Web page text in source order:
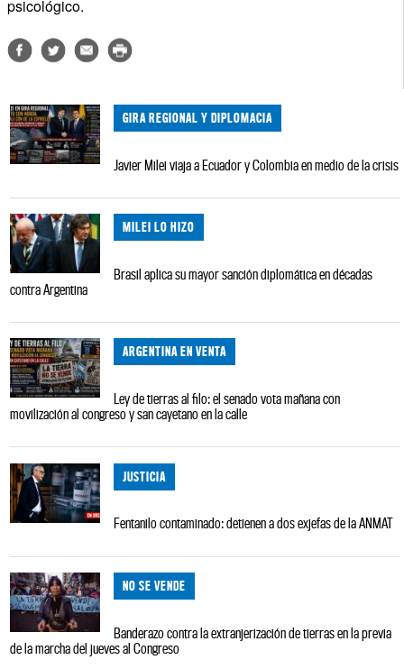
psicológico.
GIRA REGIONAL Y DIPLOMACIA
Javier Milei viaja a Ecuador y Colombia en medio de la crisis
MILEI LO HIZO
Brasil aplica su mayor sanción diplomática en décadas
contra Argentina
ARGENTINA EN VENTA
Ley de tierras al filo: el senado vota mañana con
movilización al congreso y san cayetano en la calle
JUSTICIA
Fentanilo contaminado: detienen a dos exjefas de la ANMAT
NO SE VENDE
Banderazo contra la extranjerización de tierras en la previa
de la marcha del jueves al Congreso